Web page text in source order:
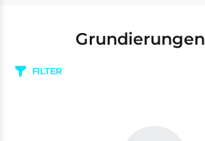
Grundierungen
FILTER